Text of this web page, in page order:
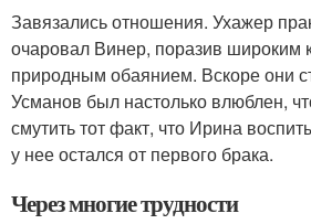
Завязались отношения. Ухажер
очаровал Винер, поразив широким
природным обаянием. Вскоре они
Усманов был настолько влюблен,
смутить тот факт, что Ирина
у нее остался от первого брака.
Через многие трудности